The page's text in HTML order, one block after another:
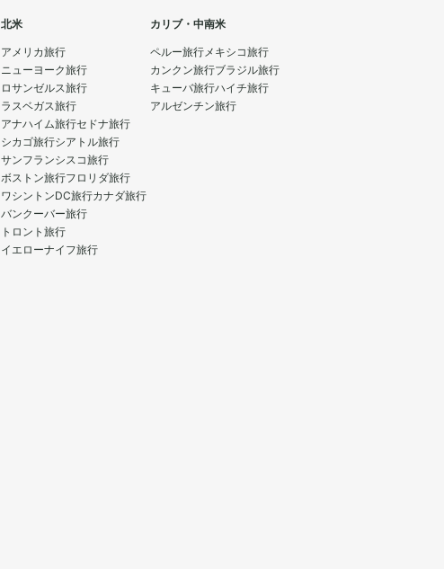
北米
アメリカ旅行
ニューヨーク旅行
ロサンゼルス旅行
ラスベガス旅行
アナハイム旅行セドナ旅行
シカゴ旅行シアトル旅行
サンフランシスコ旅行
ボストン旅行フロリダ旅行
ワシントンDC旅行カナダ旅行
バンクーバー旅行
トロント旅行
イエローナイフ旅行
カリブ・中南米
ペルー旅行メキシコ旅行
カンクン旅行ブラジル旅行
キューバ旅行ハイチ旅行
アルゼンチン旅行